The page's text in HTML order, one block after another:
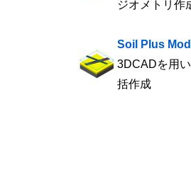
ジオメトリ
Soil Plus
3DCADを用
括作成